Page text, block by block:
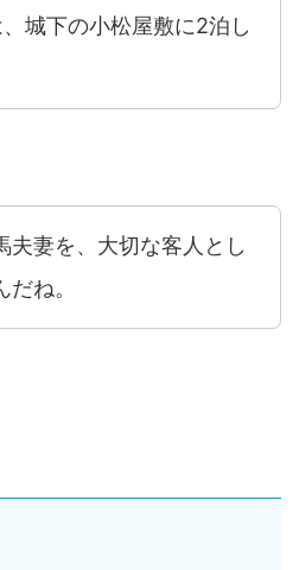
城下の小松屋敷に2泊し
夫妻を、大切な客人とし
ね。